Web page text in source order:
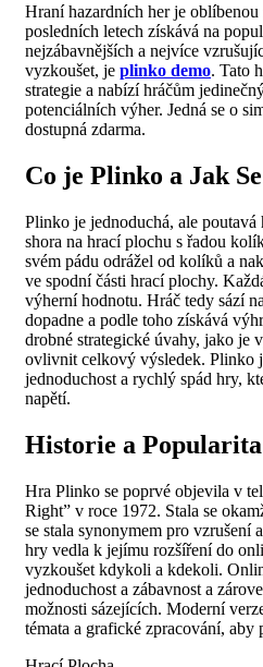
Hraní hazardních her je
posledních letech získává na
nejzábavnějších a nejvíce
vyzkoušet, je plinko demo. Tato
strategie a nabízí hráčům
potenciálních výher. Jedná se o
dostupná zdarma.
Co je Plinko a Jak
Plinko je jednoduchá, ale poutavá
shora na hrací plochu s řadou
svém pádu odrážel od kolíků a
ve spodní části hrací plochy.
výherní hodnotu. Hráč tedy sází
dopadne a podle toho získává
drobné strategické úvahy, jako je
ovlivnit celkový výsledek. Plinko
jednoduchost a rychlý spád hry,
napětí.
Historie a
Hra Plinko se poprvé objevila v
Right” v roce 1972. Stala se
se stala synonymem pro vzrušení
hry vedla k jejímu rozšíření do
vyzkoušet kdykoli a kdekoli.
jednoduchost a zábavnost a
možnosti sázejících. Moderní
témata a grafické zpracování,